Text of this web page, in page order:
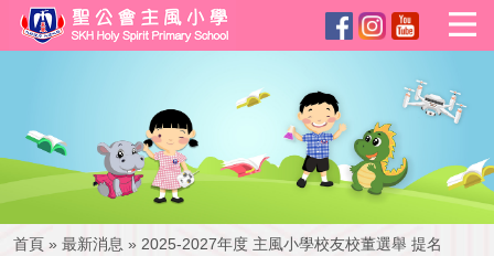
首頁 » 最新消息 » 2025-2027年度 主風小學校友校董選舉 提名